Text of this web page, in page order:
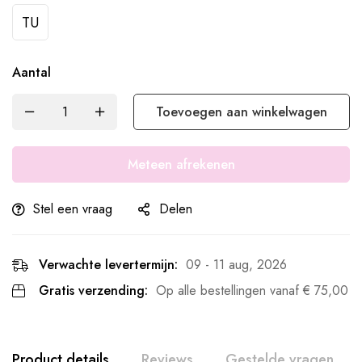
TU
Aantal
Toevoegen aan winkelwagen
Meteen afrekenen
Stel een vraag Delen
Verwachte levertermijn: 09 - 11 aug, 2026
Gratis verzending: Op alle bestellingen vanaf € 75,00